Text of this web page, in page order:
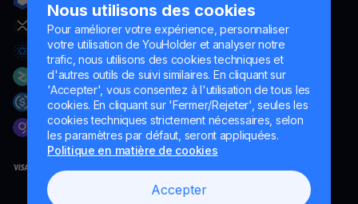
Nous utilisons des cookies
Pour améliorer votre expérience, personnaliser
votre utilisation de YouHolder et analyser notre
trafic, nous utilisons des cookies techniques et
d'autres outils de suivi similaires. En cliquant sur
'Accepter', vous consentez à l'utilisation de tous les
cookies. En cliquant sur 'Fermer/Rejeter', seules les
cookies techniques strictement nécessaires, selon
les paramètres par défaut, seront appliquées.
Politique en matière de cookies
Accepter